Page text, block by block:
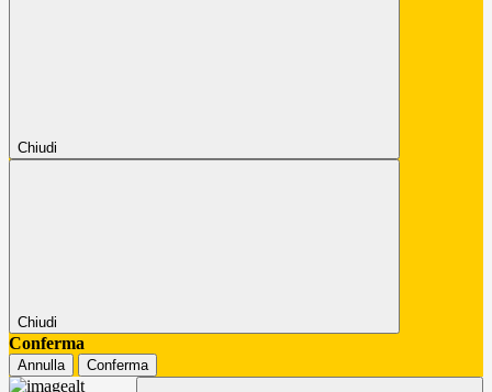
Chiudi
Chiudi
Conferma
Annulla Conferma